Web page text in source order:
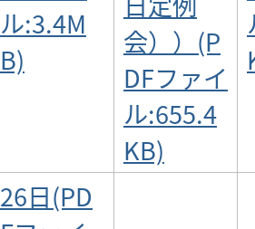
ル:3.4M
B)
会））(P
DFファイ
ル:655.4
KB)
26日(PD